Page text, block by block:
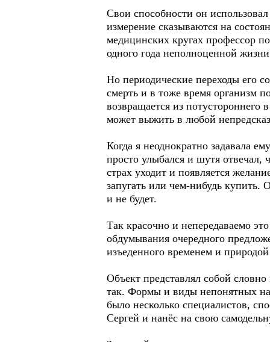
Свои способности он
измерение сказываются на
медицинских кругах профессор
одного года неполноценной
Но периодические переходы его
смерть и в тоже время организм
возвращается из
может выжить в любой
Когда я неоднократно задавала
просто улыбался и шутя отвечал,
страх уходит и появляется
запугать или чем-нибудь купить.
и не будет.
Так красочно и непередаваемо
обдумывания очередного
изъеденного временем и
Объект представлял собой
так. Формы и виды непонятных на
было несколько специалистов,
Сергей и нанёс на свою